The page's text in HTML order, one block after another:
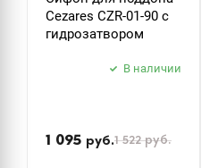
Cezares CZR-01-90 с
гидрозатвором
В наличии
1 095 руб.1 522руб.